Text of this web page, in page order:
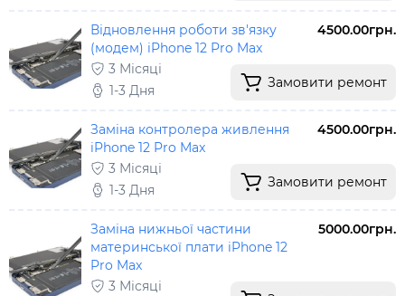
Відновлення роботи зв'язку
(модем) iPhone 12 Pro Max
3 Місяці
4500.00грн.
1-3 Дня Замовити ремонт
Заміна контролера живлення
iPhone 12 Pro Max
3 Місяці
4500.00грн.
1-3 Дня Замовити ремонт
Заміна нижньої частини
материнської плати iPhone 12
Pro Max
3 Місяці
5000.00грн.